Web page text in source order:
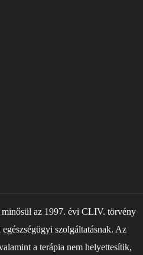
minősül az 1997. évi CLIV. törvény
szolgáltatásnak. Az
a terápia nem helyettesítik,